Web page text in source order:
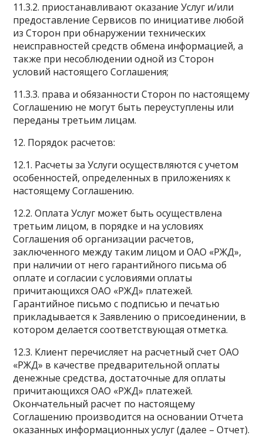
11.3.2. приостанавливают оказание Услуг и/или
предоставление Сервисов по инициативе любой
из Сторон при обнаружении технических
неисправностей средств обмена информацией, а
также при несоблюдении одной из Сторон
условий настоящего Соглашения;
11.3.3. права и обязанности Сторон по настоящему
Соглашению не могут быть переуступлены или
переданы третьим лицам.
12. Порядок расчетов:
12.1. Расчеты за Услуги осуществляются с учетом
особенностей, определенных в приложениях к
настоящему Соглашению.
12.2. Оплата Услуг может быть осуществлена
третьим лицом, в порядке и на условиях
Соглашения об организации расчетов,
заключенного между таким лицом и ОАО «РЖД»,
при наличии от него гарантийного письма об
оплате и согласии с условиями оплаты
причитающихся ОАО «РЖД» платежей.
Гарантийное письмо с подписью и печатью
прикладывается к Заявлению о присоединении, в
котором делается соответствующая отметка.
12.3. Клиент перечисляет на расчетный счет ОАО
«РЖД» в качестве предварительной оплаты
денежные средства, достаточные для оплаты
причитающихся ОАО «РЖД» платежей.
Окончательный расчет по настоящему
Соглашению производится на основании Отчета
оказанных информационных услуг (далее – Отчет).